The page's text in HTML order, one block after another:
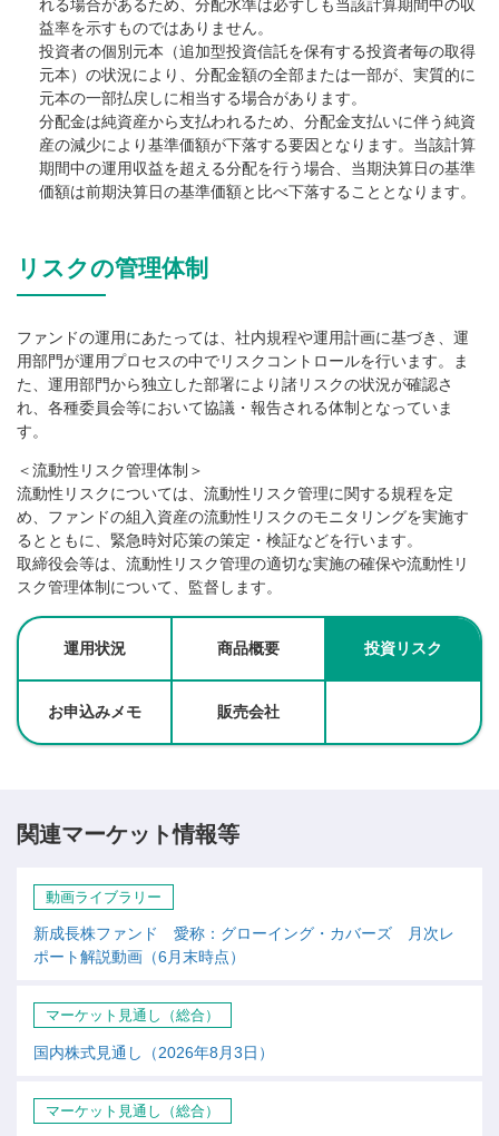
れる場合があるため、分配水準は必ずしも当該計算期間中の収
益率を示すものではありません。
投資者の個別元本（追加型投資信託を保有する投資者毎の取得
元本）の状況により、分配金額の全部または一部が、実質的に
元本の一部払戻しに相当する場合があります。
分配金は純資産から支払われるため、分配金支払いに伴う純資
産の減少により基準価額が下落する要因となります。当該計算
期間中の運用収益を超える分配を行う場合、当期決算日の基準
価額は前期決算日の基準価額と比べ下落することとなります。
リスクの管理体制
ファンドの運用にあたっては、社内規程や運用計画に基づき、運
用部門が運用プロセスの中でリスクコントロールを行います。ま
た、運用部門から独立した部署により諸リスクの状況が確認さ
れ、各種委員会等において協議・報告される体制となっていま
す。
＜流動性リスク管理体制＞
流動性リスクについては、流動性リスク管理に関する規程を定
め、ファンドの組入資産の流動性リスクのモニタリングを実施す
るとともに、緊急時対応策の策定・検証などを行います。
取締役会等は、流動性リスク管理の適切な実施の確保や流動性リ
スク管理体制について、監督します。
運用状況 商品概要 投資リスク
お申込みメモ 販売会社
関連マーケット情報等
動画ライブラリー
新成長株ファンド 愛称：グローイング・カバーズ 月次レ
ポート解説動画（6月末時点）
マーケット見通し（総合）
国内株式見通し（2026年8月3日）
マーケット見通し（総合）